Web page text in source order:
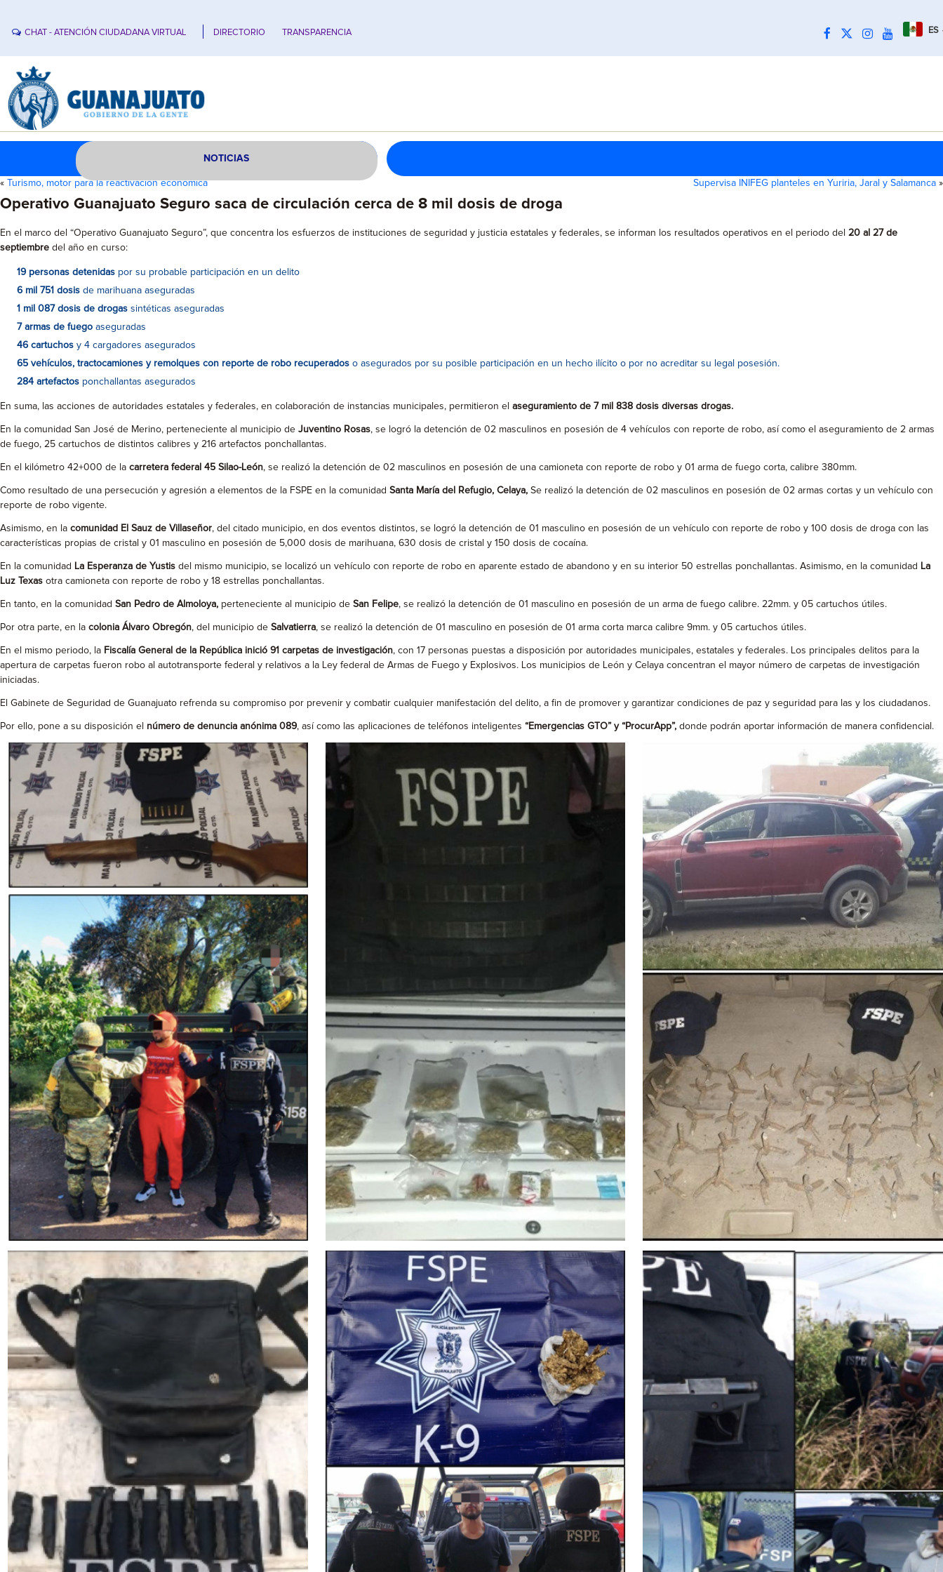
CHAT - ATENCIÓN CIUDADANA VIRTUAL DIRECTORIO TRANSPARENCIA ES
NOTICIAS
« Turismo, motor para la reactivación económica Supervisa INIFEG planteles en Yuriria, Jaral y Salamanca »
Operativo Guanajuato Seguro saca de circulación cerca de 8 mil dosis de droga
En el marco del “Operativo Guanajuato Seguro”, que concentra los esfuerzos de instituciones de seguridad y justicia estatales y federales, se informan los resultados operativos en el periodo del 20 al 27 de
septiembre del año en curso:
19 personas detenidas por su probable participación en un delito
6 mil 751 dosis de marihuana aseguradas
1 mil 087 dosis de drogas sintéticas aseguradas
7 armas de fuego aseguradas
46 cartuchos y 4 cargadores asegurados
65 vehículos, tractocamiones y remolques con reporte de robo recuperados o asegurados por su posible participación en un hecho ilícito o por no acreditar su legal posesión.
284 artefactos ponchallantas asegurados
En suma, las acciones de autoridades estatales y federales, en colaboración de instancias municipales, permitieron el aseguramiento de 7 mil 838 dosis diversas drogas.
En la comunidad San José de Merino, perteneciente al municipio de Juventino Rosas, se logró la detención de 02 masculinos en posesión de 4 vehículos con reporte de robo, así como el aseguramiento de 2 armas
de fuego, 25 cartuchos de distintos calibres y 216 artefactos ponchallantas.
En el kilómetro 42+000 de la carretera federal 45 Silao-León, se realizó la detención de 02 masculinos en posesión de una camioneta con reporte de robo y 01 arma de fuego corta, calibre 380mm.
Como resultado de una persecución y agresión a elementos de la FSPE en la comunidad Santa María del Refugio, Celaya, Se realizó la detención de 02 masculinos en posesión de 02 armas cortas y un vehículo con
reporte de robo vigente.
Asimismo, en la comunidad El Sauz de Villaseñor, del citado municipio, en dos eventos distintos, se logró la detención de 01 masculino en posesión de un vehículo con reporte de robo y 100 dosis de droga con las
características propias de cristal y 01 masculino en posesión de 5,000 dosis de marihuana, 630 dosis de cristal y 150 dosis de cocaína.
En la comunidad La Esperanza de Yustis del mismo municipio, se localizó un vehículo con reporte de robo en aparente estado de abandono y en su interior 50 estrellas ponchallantas. Asimismo, en la comunidad La
Luz Texas otra camioneta con reporte de robo y 18 estrellas ponchallantas.
En tanto, en la comunidad San Pedro de Almoloya, perteneciente al municipio de San Felipe, se realizó la detención de 01 masculino en posesión de un arma de fuego calibre. 22mm. y 05 cartuchos útiles.
Por otra parte, en la colonia Álvaro Obregón, del municipio de Salvatierra, se realizó la detención de 01 masculino en posesión de 01 arma corta marca calibre 9mm. y 05 cartuchos útiles.
En el mismo periodo, la Fiscalía General de la República inició 91 carpetas de investigación, con 17 personas puestas a disposición por autoridades municipales, estatales y federales. Los principales delitos para la
apertura de carpetas fueron robo al autotransporte federal y relativos a la Ley federal de Armas de Fuego y Explosivos. Los municipios de León y Celaya concentran el mayor número de carpetas de investigación
iniciadas.
El Gabinete de Seguridad de Guanajuato refrenda su compromiso por prevenir y combatir cualquier manifestación del delito, a fin de promover y garantizar condiciones de paz y seguridad para las y los ciudadanos.
Por ello, pone a su disposición el número de denuncia anónima 089, así como las aplicaciones de teléfonos inteligentes “Emergencias GTO” y “ProcurApp”, donde podrán aportar información de manera confidencial.